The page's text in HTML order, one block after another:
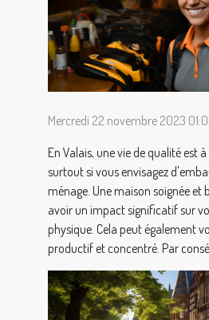
Mercredi 22 novembre 2023
En Valais, une vie de qualité est
surtout si vous envisagez
ménage. Une maison soignée et
avoir un impact significatif sur
physique. Cela peut également
productif et concentré. Par